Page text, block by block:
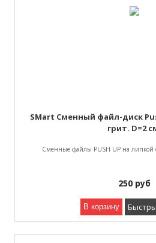
SMart Сменный файл-диск
грит. D=2
Cменные файлы PUSH UP на липкой
250 руб
В корзину